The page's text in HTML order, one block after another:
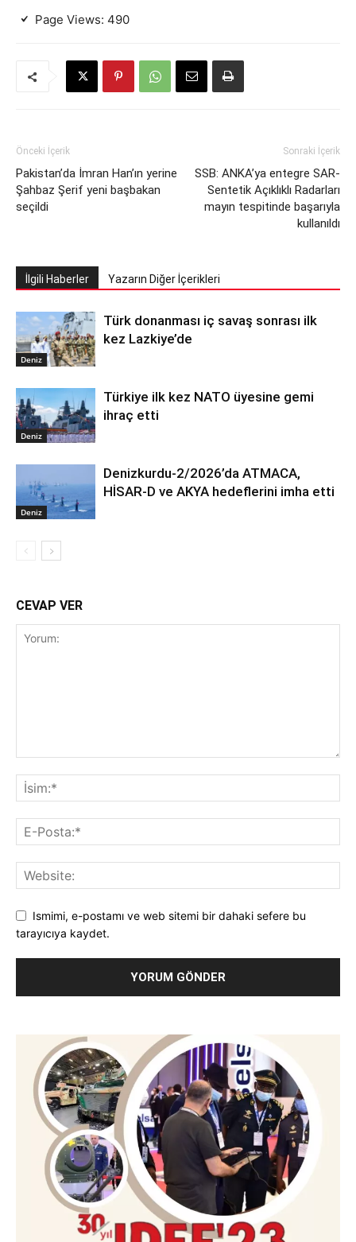
Page Views: 490
Önceki İçerik
Pakistan’da İmran Han’ın yerine
Şahbaz Şerif yeni başbakan
seçildi
Sonraki İçerik
SSB: ANKA’ya entegre SAR-
Sentetik Açıklıklı Radarları
mayın tespitinde başarıyla
kullanıldı
İlgili Haberler Yazarın Diğer İçerikleri
Deniz
Türk donanması iç savaş sonrası ilk
kez Lazkiye’de
Deniz
Türkiye ilk kez NATO üyesine gemi
ihraç etti
Deniz
Denizkurdu-2/2026’da ATMACA,
HİSAR-D ve AKYA hedeflerini imha etti
CEVAP VER
Ismimi, e-postamı ve web sitemi bir dahaki sefere bu
tarayıcıya kaydet.